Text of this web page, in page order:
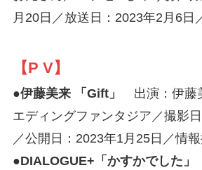
月20日／放送日：2023年2月6日
【P V】
●伊藤美来 「Gift」
出演：伊藤
エディングファンタジア／撮影
／公開日：2023年1月25日／情
●DIALOGUE+「かすかでした」